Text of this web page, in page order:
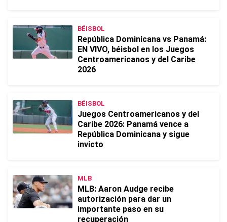
BÉISBOL
República Dominicana vs Panamá:
EN VIVO, béisbol en los Juegos
Centroamericanos y del Caribe
2026
BÉISBOL
Juegos Centroamericanos y del
Caribe 2026: Panamá vence a
República Dominicana y sigue
invicto
MLB
MLB: Aaron Audge recibe
autorización para dar un
importante paso en su
recuperación